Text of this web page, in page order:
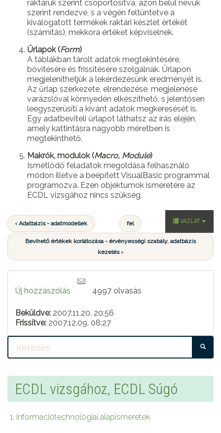
raktáruk szerint csoportosítva, azon belül nevük
szerint rendezve, s a végén feltüntetve a
kiválogatott termékek raktári készlet értékét
(számítás), mekkora értéket képviselnek.
Űrlapok (Form)
A táblákban tárolt adatok megtekintésére,
bővítésére és frissítésére szolgálnak. Űrlapon
megjeleníthetjük a lekérdezésünk eredményét is.
Az űrlap szerkezete, elrendezése, megjelenése
varázslóval könnyedén elkészíthető, s jelentősen
leegyszerüsíti a kívánt adatok megkeresését is.
Egy adatbeviteli űrlapot láthatsz az írás elején,
amely kattintásra nagyobb méretben is
megtekinthető.
Makrók, modulok (Macro, Module)
Ismétlődő feladatok megoldása felhasználó
módon illetve a beépített VisualBasic programmal
programozva. Ezen objektumok ismeretére az
ECDL vizsgához nincs szükség.
VÁZLAT
‹ Adatbázis - adatmodellek fel
Bevihető értékek korlátozása - érvényességi szabály, adatbázis
kezelés ›
Új hozzászólás 4997 olvasás
Beküldve: 2007.11.20. 20:56
Frissítve: 2007.12.09. 08:27
ECDL vizsgához, ECDL Súgó
1. Információtechnológiai alapismeretek